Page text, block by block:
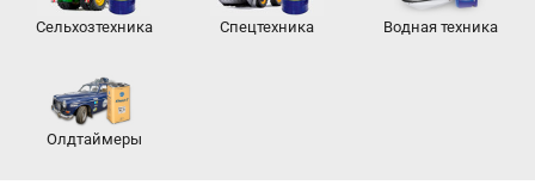
Сельхозтехника Спецтехника Водная техника
Олдтаймеры